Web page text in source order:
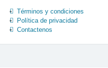
Términos y condiciones
Política de privacidad
Contactenos